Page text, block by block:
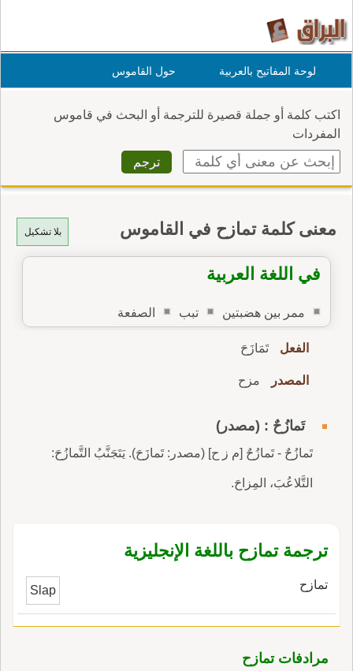
لوحة المفاتيح بالعربية حول القاموس
اكتب كلمة أو جملة قصيرة للترجمة أو البحث في قاموس
المفردات
بلا تشكيل معنى كلمة تمازح في القاموس
في اللغة العربية
ممر بين هضبتين تبب الصفعة
الفعل تَمَازَحَ
المصدر مزح
تَمازُحٌ : (مصدر)
تَمازُحٌ - تَمازُحٌ [م ز ح] (مصدر: تَمازَحَ). يَتَجَنَّبُ التَّمازُحَ:
التَّلاعُبَ، المِزاحَ.
ترجمة تمازح باللغة الإنجليزية
تمازح Slap
مرادفات تمازح